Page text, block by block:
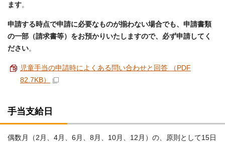
ます。
申請する時点で申請に必要なものが揃わない場合でも、申請書類
の一部（請求書等）をお預かりいたしますので、必ず申請してく
ださい。
児童手当の申請時によくある問い合わせと回答 （PDF
82.7KB）
手当支給日
偶数月（2月、4月、6月、8月、10月、12月）の、原則として15日